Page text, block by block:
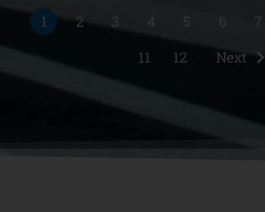
1 2 3 4 5 6 7
11
12 Next